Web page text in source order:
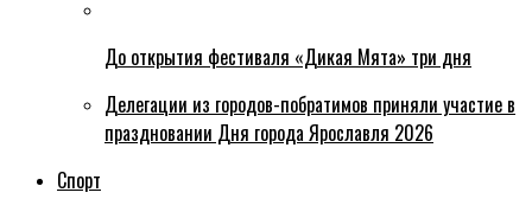
До открытия фестиваля «Дикая Мята» три дня
Делегации из городов-побратимов приняли участие в
праздновании Дня города Ярославля 2026
Спорт